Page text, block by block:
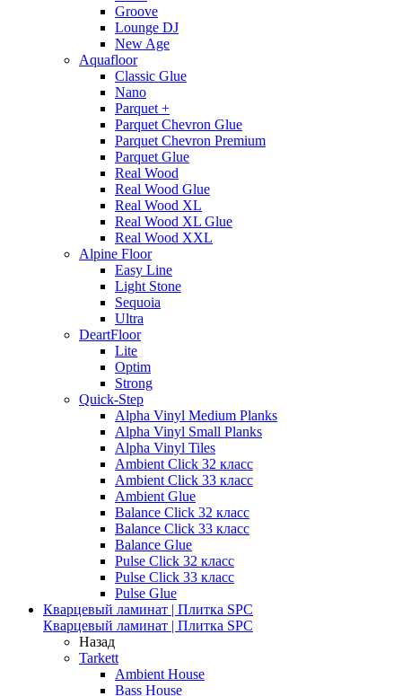
Groove
Lounge DJ
New Age
Aquafloor
Classic Glue
Nano
Parquet +
Parquet Chevron Glue
Parquet Chevron Premium
Parquet Glue
Real Wood
Real Wood Glue
Real Wood XL
Real Wood XL Glue
Real Wood XXL
Alpine Floor
Easy Line
Light Stone
Sequoia
Ultra
DeartFloor
Lite
Optim
Strong
Quick-Step
Alpha Vinyl Medium Planks
Alpha Vinyl Small Planks
Alpha Vinyl Tiles
Ambient Click 32 класс
Ambient Click 33 класс
Ambient Glue
Balance Click 32 класс
Balance Click 33 класс
Balance Glue
Pulse Click 32 класс
Pulse Click 33 класс
Pulse Glue
Кварцевый ламинат | Плитка SPC
Кварцевый ламинат | Плитка SPC
Назад
Tarkett
Ambient House
Bass House